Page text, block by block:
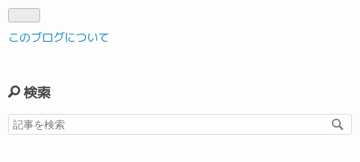
このブログについて
検索